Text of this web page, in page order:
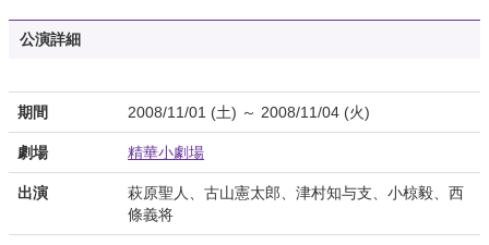
公演詳細
期間 2008/11/01 (土) ～ 2008/11/04 (火)
劇場 精華小劇場
出演
萩原聖人、古山憲太郎、津村知与支、小椋毅、西
條義将